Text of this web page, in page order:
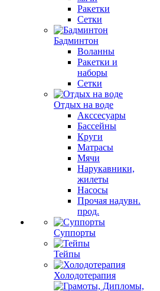
Ракетки
Сетки
Бадминтон
Воланны
Ракетки и
наборы
Сетки
Отдых на воде
Акссесуары
Бассейны
Круги
Матрасы
Мячи
Нарукавники,
жилеты
Насосы
Прочая надувн.
прод.
Суппорты
Тейпы
Холодотерапия